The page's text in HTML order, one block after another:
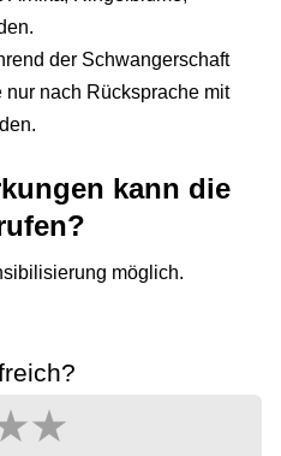
der Schwangerschaft
nach Rücksprache mit
kann die
möglich.